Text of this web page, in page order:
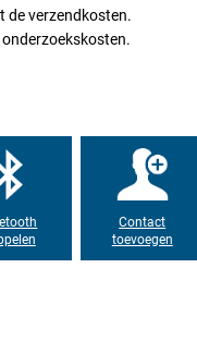
je video’s vloeiend.
soepele beelden tijdens
de hoge helderheid.
7s Gen 4
prestaties. Je schakelt
de opslag als extra
de verzendkosten.
Contact
toevoegen